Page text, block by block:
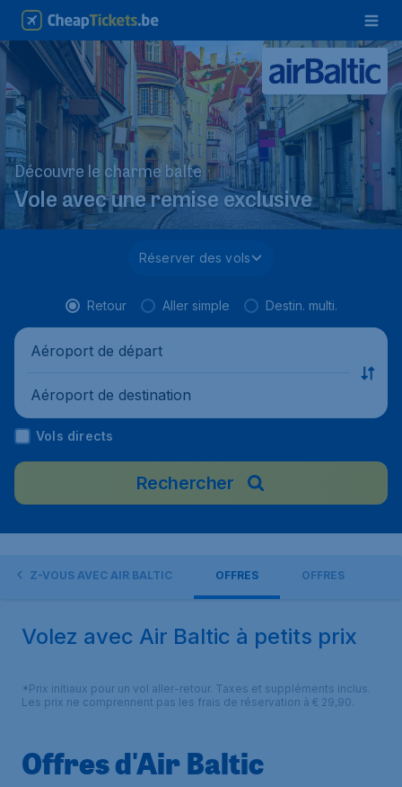
Découvre le charme balte
Vole avec une remise exclusive
Réserver des vols
Retour Aller simple Destin. multi.
Aéroport de départ
Aéroport de destination
Vols directs
Rechercher
VOUS AVEC AIR BALTIC OFFRES OFFRES
Volez avec Air Baltic à petits prix
*Prix initiaux pour un vol aller-retour. Taxes et suppléments inclus.
Les prix ne comprennent pas les frais de réservation à € 29,90.
Offres d'Air Baltic